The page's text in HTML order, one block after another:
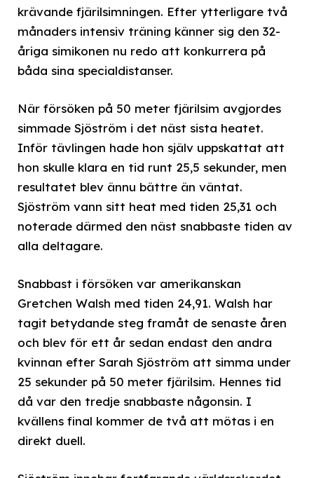
krävande fjärilsimningen. Efter ytterligare två
månaders intensiv träning känner sig den 32-
åriga simikonen nu redo att konkurrera på
båda sina specialdistanser.
När försöken på 50 meter fjärilsim avgjordes
simmade Sjöström i det näst sista heatet.
Inför tävlingen hade hon själv uppskattat att
hon skulle klara en tid runt 25,5 sekunder, men
resultatet blev ännu bättre än väntat.
Sjöström vann sitt heat med tiden 25,31 och
noterade därmed den näst snabbaste tiden av
alla deltagare.
Snabbast i försöken var amerikanskan
Gretchen Walsh med tiden 24,91. Walsh har
tagit betydande steg framåt de senaste åren
och blev för ett år sedan endast den andra
kvinnan efter Sarah Sjöström att simma under
25 sekunder på 50 meter fjärilsim. Hennes tid
då var den tredje snabbaste någonsin. I
kvällens final kommer de två att mötas i en
direkt duell.